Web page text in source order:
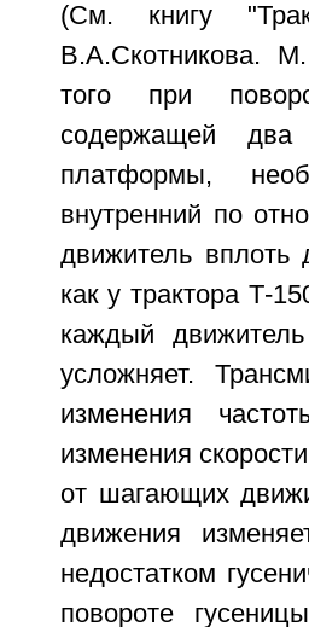
(См. книгу
В.А.Скотникова.
того при
содержащей
платформы,
внутренний по
движитель вплоть
как у трактора Т-
каждый
усложняет.
изменения
изменения
от шагающих
движения
недостатком
повороте